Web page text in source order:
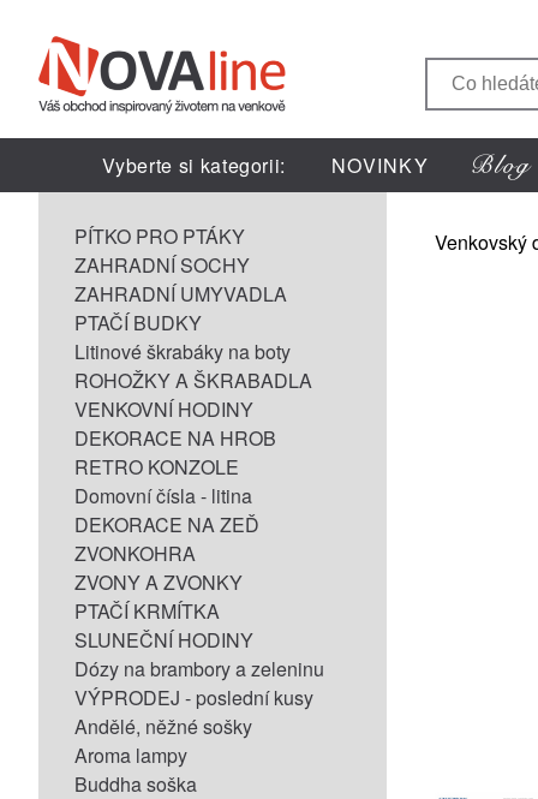
Vyberte si kategorii: NOVINKY
PÍTKO PRO PTÁKY
ZAHRADNÍ SOCHY
ZAHRADNÍ UMYVADLA
PTAČÍ BUDKY
Litinové škrabáky na boty
ROHOŽKY A ŠKRABADLA
VENKOVNÍ HODINY
DEKORACE NA HROB
RETRO KONZOLE
Domovní čísla - litina
DEKORACE NA ZEĎ
ZVONKOHRA
ZVONY A ZVONKY
PTAČÍ KRMÍTKA
SLUNEČNÍ HODINY
Dózy na brambory a zeleninu
VÝPRODEJ - poslední kusy
Andělé, něžné sošky
Aroma lampy
Buddha soška
Venkovský